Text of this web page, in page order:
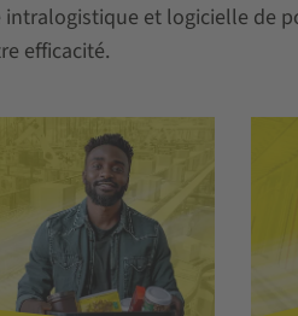
et logicielle de
efficacité.